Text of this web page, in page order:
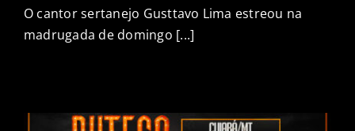
O cantor sertanejo Gusttavo Lima estreou na
madrugada de domingo [...]